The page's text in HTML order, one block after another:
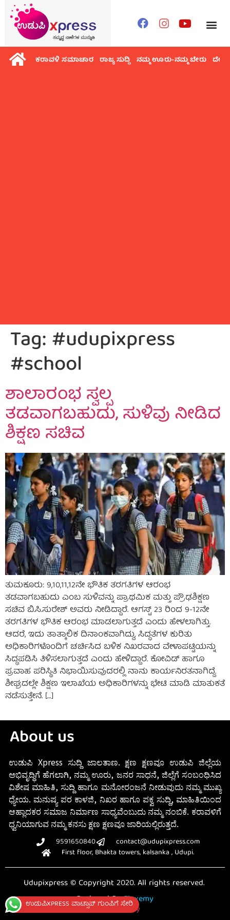
ಕರಾವಳಿ ಸಮಾಚಾರ ರಾಜ್ಯ ಸುದ್ದಿ ನಮ್ಮ ಊರು-ನಮ್ಮ ಬೇರು ದೇಶ
Tag:#udupixpress
#school
ಶಾಲಾರಂಭ ಸ್ವಲ್ಪ
ತಡವಾಗಬಹುದು, ಸುಳಿವು ನೀಡಿದ
ಶಿಕ್ಷಣ ಸಚಿವ
ತುಮಕೂರು: 9,10,11,12ನೇ ಭೌತಿಕ ತರಗತಿಗಳ ಆರಂಭ
ತಡವಾಗಬಹುದು ಎಂಬ ಸುಳಿವನ್ನು ಪ್ರಾಥಮಿಕ ಮತ್ತು ಪ್ರೌಢಶಿಕ್ಷಣ
ಸಚಿವ ಬಿ.ಸಿ.ಸುರೇಶ್ ಅವರು ನೀಡಿದ್ದಾರೆ. ಆಗಸ್ಟ್ 23 ರಿಂದ 9-12ನೇ
ತರಗತಿಗಳ ಭೌತಿಕ ಆರಂಭ ಮಾಡಲಾಗುತ್ತದೆ ಎಂದು ಹೇಳಲಾಗಿತ್ತು.
ಆದರೆ, ಇದು ತಾತ್ಕಾಲಿಕ ದಿನಾಂಕವಾಗಿದ್ದು, ಸಿದ್ಧತೆಗಳ ಕುರಿತು
ಅಧಿಕಾರಿಗಳೊಂದಿಗೆ ಚರ್ಚಿಸಿದ ಬಳಿಕ ನಿಖರವಾದ ವೇಳಾಪಟ್ಟಿಯನ್ನು
ಸಿದ್ಧಪಡಿಸಿ ತಿಳಿಸಲಾಗುತ್ತದೆ ಎಂದು ಹೇಳಿದ್ದಾರೆ. ಕೋವಿಡ್ ಹಾಗೂ
ಪ್ರವಾಹ ಪರಿಸ್ಥಿತಿ ನಿಭಾಯಿಸುವುದರಲ್ಲಿ ನಾನು ಕಾರ್ಯನಿರತನಾಗಿದ್ದೆ.
ಶೀಘ್ರದಲ್ಲೇ ಶಿಕ್ಷಣ ಇಲಾಖೆಯ ಅಧಿಕಾರಿಗಳನ್ನು ಭೇಟಿ ಮಾಡಿ ಮಾತುಕತೆ
ನಡೆಸುತ್ತೇನೆ. […]
ಉಡುಪಿXPRESS ವಾಟ್ಸಾಪ್ ಗುಂಪಿಗೆ ಸೇರಿ
About us
ಉಡುಪಿ Xpress ಸುದ್ದಿ ಜಾಲತಾಣ. ಕ್ಷಣ ಕ್ಷಣವೂ ಉಡುಪಿ ಜಿಲ್ಲೆಯ
ಅಭಿವೃದ್ಧಿಗೆ ಹೆಗಲಾಗಿ, ನಮ್ಮ ಊರು, ಜನರ ಸಾಧನೆ, ಜಿಲ್ಲೆಗೆ ಸಂಬಂಧಿಸಿದ
ವಿಶೇಷ ಮಾಹಿತಿ, ಸುದ್ದಿ ಹಾಗೂ ಮನೋರಂಜನೆ ನೀಡುವುದು ನಮ್ಮ ಮುಖ್ಯ
ಧ್ಯೇಯ. ಮನುಷ್ಯ ಪರ ಕಾಳಜಿ, ನಿಖರ ಹಾಗೂ ಪಕ್ವ ಸುದ್ದಿ, ಮಾಹಿತಿಯಿಂದ
ಆಹ್ಲಾದಕರ ಸಮಾಜ ನಿರ್ಮಾಣ ಸಾಧ್ಯವೆಂಬುದು ನಮ್ಮ ನಂಬಿಕೆ. ಕರಾವಳಿಗೆ
ಧ್ವನಿಯಾಗುವ ನಮ್ಮ ಕನಸು ಕ್ಷಣ ಕ್ಷಣವೂ ಜಾರಿಯಲ್ಲಿರುತ್ತದೆ.
9591650840
contact@udupixpress.com
First floor, Bhakta towers, kalsanka , Udupi.
Udupixpress © Copyright 2020. All rights reserved.
Designed ByFluxemy
Privacy Policy